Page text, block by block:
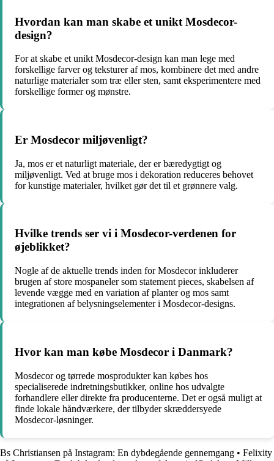
Hvordan kan man skabe et unikt Mosdecor-
design?
For at skabe et unikt Mosdecor-design kan man lege med
forskellige farver og teksturer af mos, kombinere det med andre
naturlige materialer som træ eller sten, samt eksperimentere med
forskellige former og mønstre.
Er Mosdecor miljøvenligt?
Ja, mos er et naturligt materiale, der er bæredygtigt og
miljøvenligt. Ved at bruge mos i dekoration reduceres behovet
for kunstige materialer, hvilket gør det til et grønnere valg.
Hvilke trends ser vi i Mosdecor-verdenen for
øjeblikket?
Nogle af de aktuelle trends inden for Mosdecor inkluderer
brugen af store mospaneler som statement pieces, skabelsen af
levende vægge med en variation af planter og mos samt
integrationen af belysningselementer i Mosdecor-designs.
Hvor kan man købe Mosdecor i Danmark?
Mosdecor og tørrede mosprodukter kan købes hos
specialiserede indretningsbutikker, online hos udvalgte
forhandlere eller direkte fra producenterne. Det er også muligt at
finde lokale håndværkere, der tilbyder skræddersyede
Mosdecor-løsninger.
Bs Christiansen på Instagram: En dybdegående gennemgang • Felixity